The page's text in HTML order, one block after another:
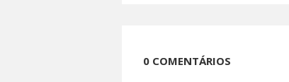
0 COMENTÁRIOS